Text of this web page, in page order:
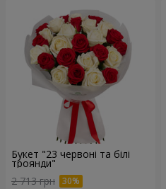
Букет "23 червоні та білі
троянди"
2 713 грн